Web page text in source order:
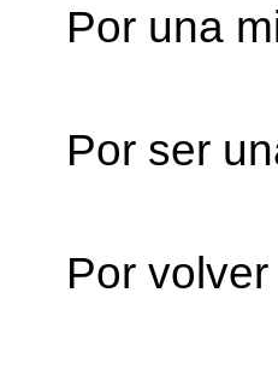
Por una
Por ser
Por